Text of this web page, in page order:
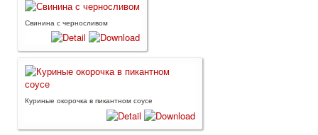
Свинина с черносливом
Куриные окорочка в пикантном соусе